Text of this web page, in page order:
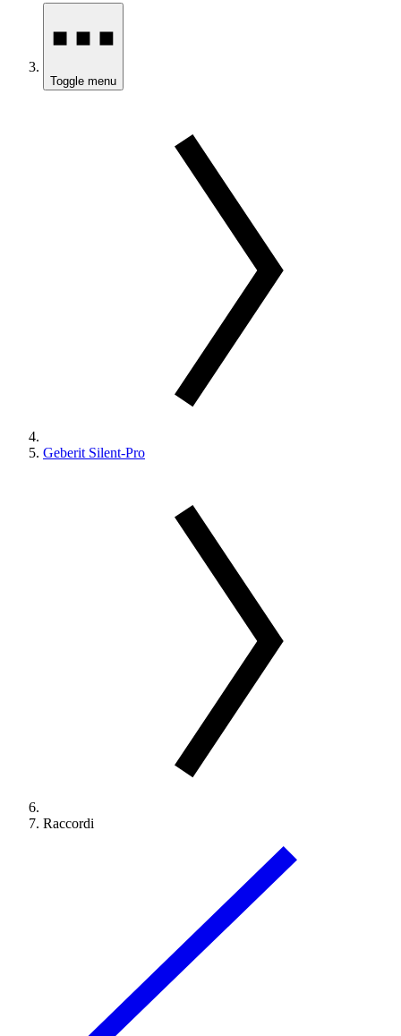
Toggle menu
Geberit Silent-Pro
Raccordi